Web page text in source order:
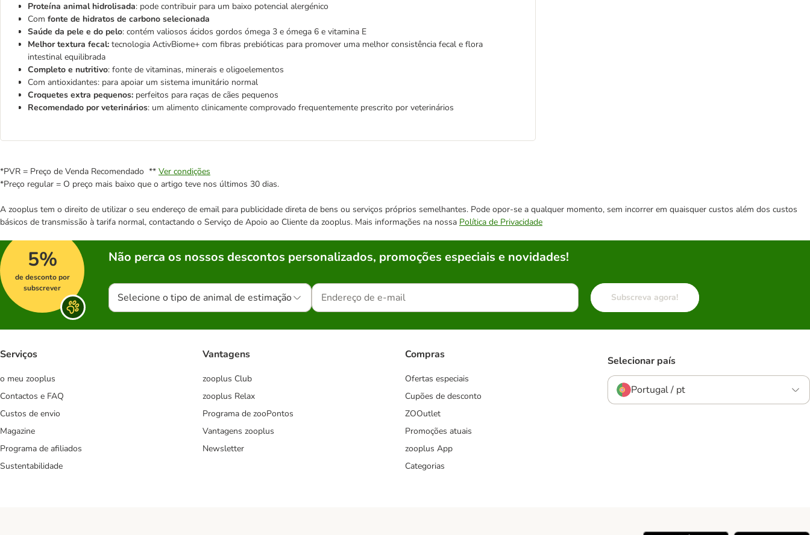
Proteína animal hidrolisada: pode contribuir para um baixo potencial alergénico
Com fonte de hidratos de carbono selecionada
Saúde da pele e do pelo: contém valiosos ácidos gordos ómega 3 e ómega 6 e vitamina E
Melhor textura fecal: tecnologia ActivBiome+ com fibras prebióticas para promover uma melhor consistência fecal e flora
intestinal equilibrada
Completo e nutritivo: fonte de vitaminas, minerais e oligoelementos
Com antioxidantes: para apoiar um sistema imunitário normal
Croquetes extra pequenos: perfeitos para raças de cães pequenos
Recomendado por veterinários: um alimento clinicamente comprovado frequentemente prescrito por veterinários
*PVR = Preço de Venda Recomendado ** Ver condições
*Preço regular = O preço mais baixo que o artigo teve nos últimos 30 dias.
A zooplus tem o direito de utilizar o seu endereço de email para publicidade direta de bens ou serviços próprios semelhantes. Pode opor-se a qualquer momento, sem incorrer em quaisquer custos além dos custos
básicos de transmissão à tarifa normal, contactando o Serviço de Apoio ao Cliente da zooplus. Mais informações na nossa Política de Privacidade
5%
de desconto por
subscrever
Não perca os nossos descontos personalizados, promoções especiais e novidades!
Selecione o tipo de animal de estimação Subscreva agora!
Serviços
o meu zooplus
Contactos e FAQ
Custos de envio
Magazine
Programa de afiliados
Sustentabilidade
Vantagens
zooplus Club
zooplus Relax
Programa de zooPontos
Vantagens zooplus
Newsletter
Compras
Ofertas especiais
Cupões de desconto
ZOOutlet
Promoções atuais
zooplus App
Categorias
Selecionar país
Portugal / pt